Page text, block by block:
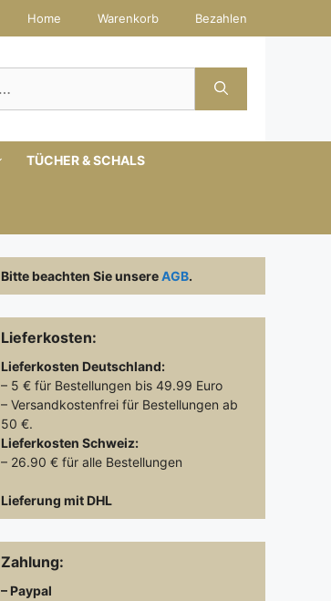
Home Warenkorb Bezahlen
TÜCHER & SCHALS
Bitte beachten Sie unsereAGB.
Lieferkosten:
Lieferkosten Deutschland:
– 5 € für Bestellungen bis 49.99 Euro
– Versandkostenfrei für Bestellungen ab
50 €.
Lieferkosten Schweiz:
– 26.90 € für alle Bestellungen
Lieferung mit DHL
Zahlung:
– Paypal